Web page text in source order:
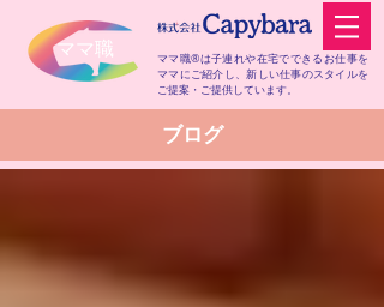
​ママ職
ママ職®は子連れや在宅でできるお仕事を
ママにご紹介し、新しい仕事のスタイルを
ご提案・ご提供しています。
​ブログ